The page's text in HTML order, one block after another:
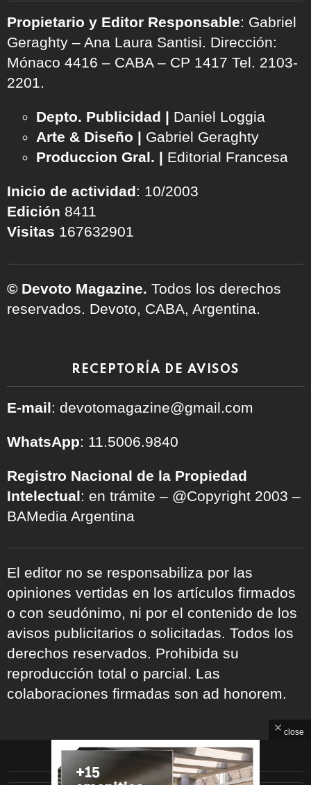
Propietario y Editor Responsable: Gabriel
Geraghty – Ana Laura Santisi. Dirección:
Mónaco 4416 – CABA – CP 1417 Tel. 2103-
2201.
Depto. Publicidad | Daniel Loggia
Arte & Diseño | Gabriel Geraghty
Produccion Gral. | Editorial Francesa
Inicio de actividad: 10/2003
Edición 8411
Visitas 167632901
© Devoto Magazine. Todos los derechos
reservados. Devoto, CABA, Argentina.
RECEPTORÍA DE AVISOS
E-mail: devotomagazine@gmail.com
WhatsApp: 11.5006.9840
Registro Nacional de la Propiedad
Intelectual: en trámite – @Copyright 2003 –
BAMedia Argentina
El editor no se responsabiliza por las
opiniones vertidas en los artículos firmados
o con seudónimo, ni por el contenido de los
avisos publicitarios o solicitadas. Todos los
derechos reservados. Prohibida su
reproducción total o parcial. Las
colaboraciones firmadas son ad honorem.
ARCHIVOS
close